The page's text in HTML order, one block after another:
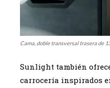
Cama, doble transversal trasera de
Sunlight también
carrocería inspirados